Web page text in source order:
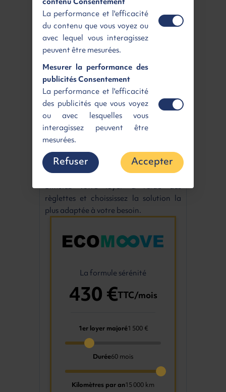
Garantie intégrale
Roulez en toute tranquillité avec la garantie
constructeur étendue sur toute la durée
d'utilisation de votre véhicule
Assistance/Dépannage
Assistance et dépannage 7j/7 et 24h/24
Nos offres mobilités
Simulez votre loyer à l'aide des
règlettes et choississez la solution la
plus adaptée à votre besoin.
La formule sérénité
430 €TTC/mois
1er loyer majoré1 500 €
Durée60 mois
Kilomètres par an15 000 km
La performance et l'efficacité
du contenu que vous voyez ou
avec lequel vous interagissez
peuvent être mesurées.
Mesurer la performance des
publicités Consentement
La performance et l'efficacité
des publicités que vous voyez
ou avec lesquelles vous
interagissez peuvent être
mesurées.
Refuser Accepter